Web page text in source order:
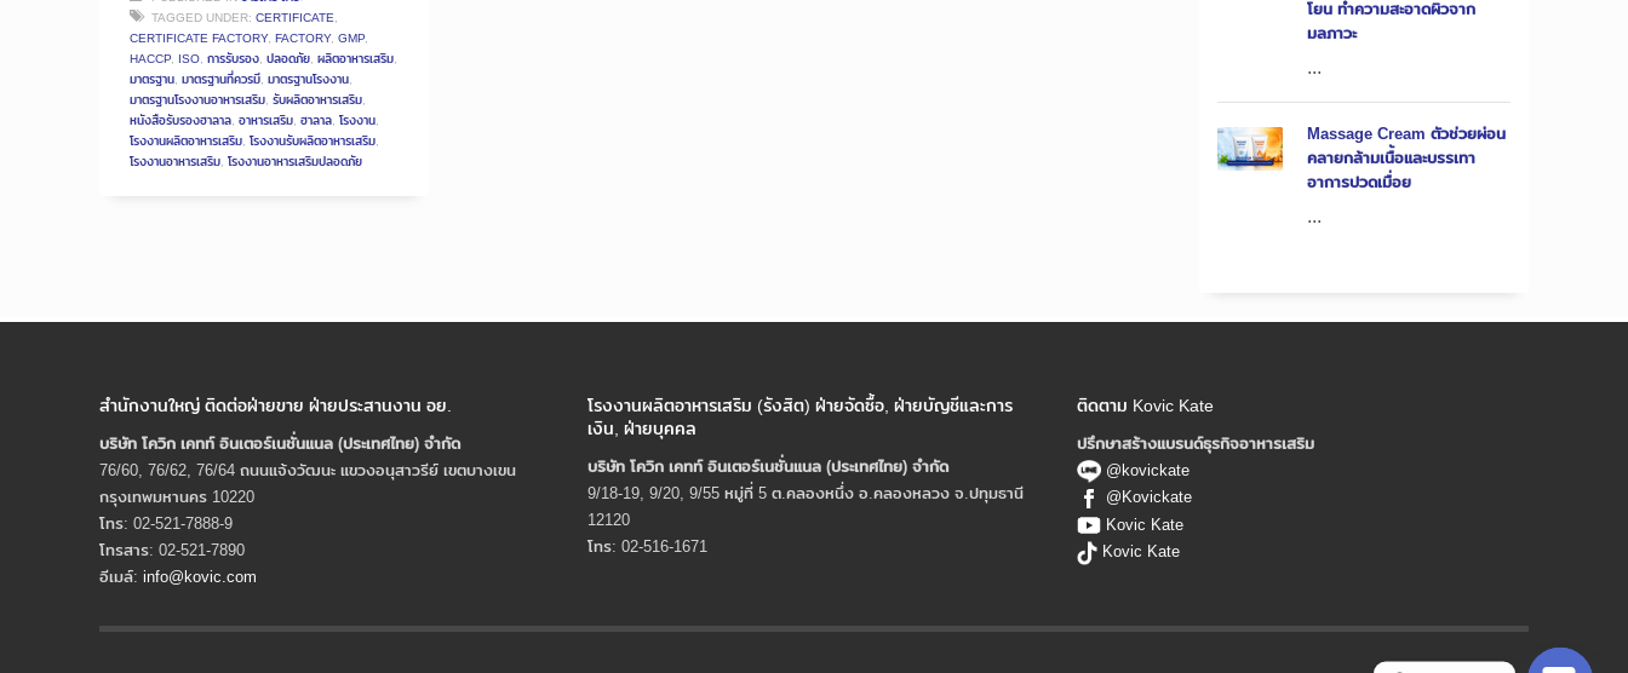
TAGGED UNDER: CERTIFICATE,
CERTIFICATE FACTORY, FACTORY, GMP,
HACCP, ISO, การรับรอง, ปลอดภัย, ผลิตอาหารเสริม,
มาตรฐาน, มาตรฐานที่ควรมี, มาตรฐานโรงงาน,
มาตรฐานโรงงานอาหารเสริม, รับผลิตอาหารเสริม,
หนังสือรับรองฮาลาล, อาหารเสริม, ฮาลาล, โรงงาน,
โรงงานผลิตอาหารเสริม, โรงงานรับผลิตอาหารเสริม,
โรงงานอาหารเสริม, โรงงานอาหารเสริมปลอดภัย
โยน ทำความสะอาดผิวจาก
มลภาวะ
...
Massage Cream ตัวช่วยผ่อน
คลายกล้ามเนื้อและบรรเทา
อาการปวดเมื่อย
...
สำนักงานใหญ่ ติดต่อฝ่ายขาย ฝ่ายประสานงาน อย.
บริษัท โควิก เคทท์ อินเตอร์เนชั่นแนล (ประเทศไทย) จํากัด
76/60, 76/62, 76/64 ถนนแจ้งวัฒนะ แขวงอนุสาวรีย์ เขตบางเขน
กรุงเทพมหานคร 10220
โทร: 02-521-7888-9
โทรสาร: 02-521-7890
อีเมล์: info@kovic.com
โรงงานผลิตอาหารเสริม (รังสิต) ฝ่ายจัดซื้อ, ฝ่ายบัญชีและการ
เงิน, ฝ่ายบุคคล
บริษัท โควิก เคทท์ อินเตอร์เนชั่นแนล (ประเทศไทย) จํากัด
9/18-19, 9/20, 9/55 หมู่ที่ 5 ต.คลองหนึ่ง อ.คลองหลวง จ.ปทุมธานี
12120
โทร: 02-516-1671
ติดตาม Kovic Kate
ปรึกษาสร้างแบรนด์ธุรกิจอาหารเสริม
@kovickate
@Kovickate
Kovic Kate
Kovic Kate